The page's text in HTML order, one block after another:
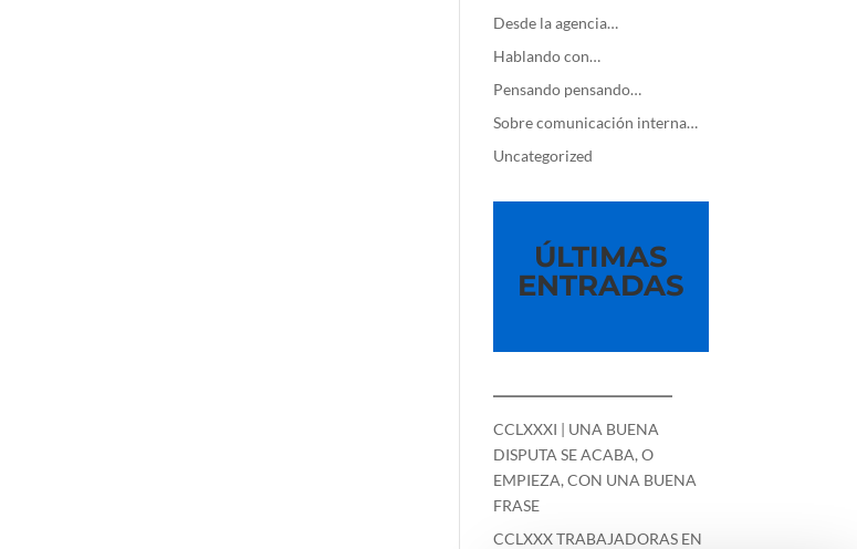
Desde la agencia…
Hablando con…
Pensando pensando…
Sobre comunicación interna…
Uncategorized
ÚLTIMAS
ENTRADAS
—————————
CCLXXXI | UNA BUENA
DISPUTA SE ACABA, O
EMPIEZA, CON UNA BUENA
FRASE
CCLXXX TRABAJADORAS EN